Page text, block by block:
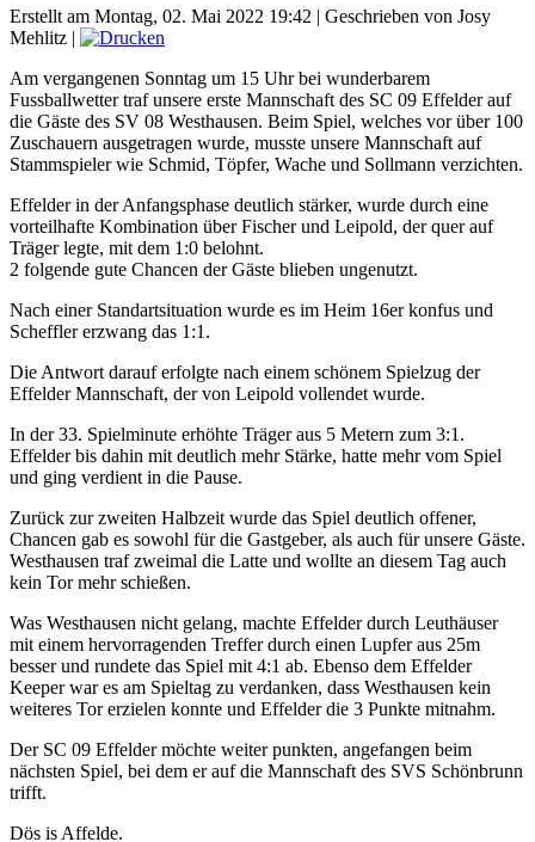
Erstellt am Montag, 02. Mai 2022 19:42 | Geschrieben von Josy
Mehlitz |
Am vergangenen Sonntag um 15 Uhr bei wunderbarem
Fussballwetter traf unsere erste Mannschaft des SC 09 Effelder auf
die Gäste des SV 08 Westhausen. Beim Spiel, welches vor über 100
Zuschauern ausgetragen wurde, musste unsere Mannschaft auf
Stammspieler wie Schmid, Töpfer, Wache und Sollmann verzichten.
Effelder in der Anfangsphase deutlich stärker, wurde durch eine
vorteilhafte Kombination über Fischer und Leipold, der quer auf
Träger legte, mit dem 1:0 belohnt.
2 folgende gute Chancen der Gäste blieben ungenutzt.
Nach einer Standartsituation wurde es im Heim 16er konfus und
Scheffler erzwang das 1:1.
Die Antwort darauf erfolgte nach einem schönem Spielzug der
Effelder Mannschaft, der von Leipold vollendet wurde.
In der 33. Spielminute erhöhte Träger aus 5 Metern zum 3:1.
Effelder bis dahin mit deutlich mehr Stärke, hatte mehr vom Spiel
und ging verdient in die Pause.
Zurück zur zweiten Halbzeit wurde das Spiel deutlich offener,
Chancen gab es sowohl für die Gastgeber, als auch für unsere Gäste.
Westhausen traf zweimal die Latte und wollte an diesem Tag auch
kein Tor mehr schießen.
Was Westhausen nicht gelang, machte Effelder durch Leuthäuser
mit einem hervorragenden Treffer durch einen Lupfer aus 25m
besser und rundete das Spiel mit 4:1 ab. Ebenso dem Effelder
Keeper war es am Spieltag zu verdanken, dass Westhausen kein
weiteres Tor erzielen konnte und Effelder die 3 Punkte mitnahm.
Der SC 09 Effelder möchte weiter punkten, angefangen beim
nächsten Spiel, bei dem er auf die Mannschaft des SVS Schönbrunn
trifft.
Dös is Affelde.